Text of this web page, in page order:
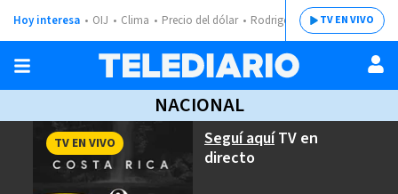
Hoy interesa OIJ Clima Precio del dólar Rodrigo ChavesTV EN VIVO
NACIONAL
Seguí aquíTV en
directo
TV EN VIVO